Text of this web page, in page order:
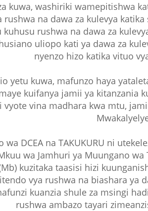
kuwa, washiriki wamepitishwa
rushwa na dawa za kulevya
rushwa na dawa za
uliopo kati ya dawa za
nyenzo hizo katika vituo
yetu kuwa, mafunzo haya
kuifanya jamii ya kitanzania
vyote vina madhara kwa mtu,
wa DCEA na TAKUKURU ni
wa Jamhuri ya Muungano
kuzitaka taasisi hizi
vya rushwa na biashara ya
kuanzia shule za msingi
rushwa ambazo tayari